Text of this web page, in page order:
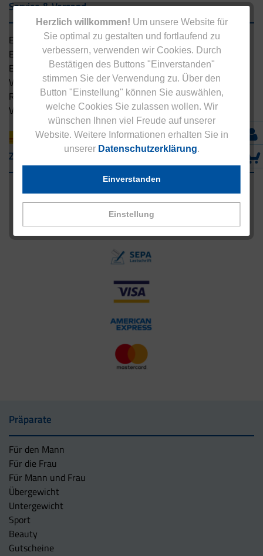
Herzlich willkommen! Um unsere Website für
Sie optimal zu gestalten und fortlaufend zu
verbessern, verwenden wir Cookies. Durch
Bestätigen des Buttons "Einverstanden"
stimmen Sie der Verwendung zu. Über den
Button "Einstellung" können Sie auswählen,
welche Cookies Sie zulassen wollen. Wir
wünschen Ihnen viel Freude auf unserer
Website. Weitere Informationen erhalten Sie in
unserer Datenschutzerklärung.
Einstellung
Einverstanden
Service & Versand
Eucell Gesundheitsservice
Eucell Ernährungscoach
Eucell Fitness Coach
Versandbedingungen
Rücksendung
Versandpartner innerhalb Deutschlands
Zahlungsarten
Präparate
Für den Mann
Für die Frau
Für Mann und Frau
Übergewicht
Untergewicht
Sport
Beauty
Gutscheine